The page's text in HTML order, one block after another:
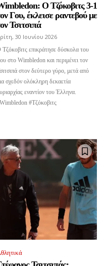
των
Ο Τζόκοβιτς 3-1
Γου, έκλεισε ραντεβού με
Τσιτσιπά
30 Ιουνίου 2026
επικράτησε δύσκολα του
στο Wimbledon και περιμένει τον
στον δεύτερο γύρο, μετά από
σχεδόν ολόκληρη δεκαετία
εναντίον του Έλληνα.
#Τζόκοβιτς